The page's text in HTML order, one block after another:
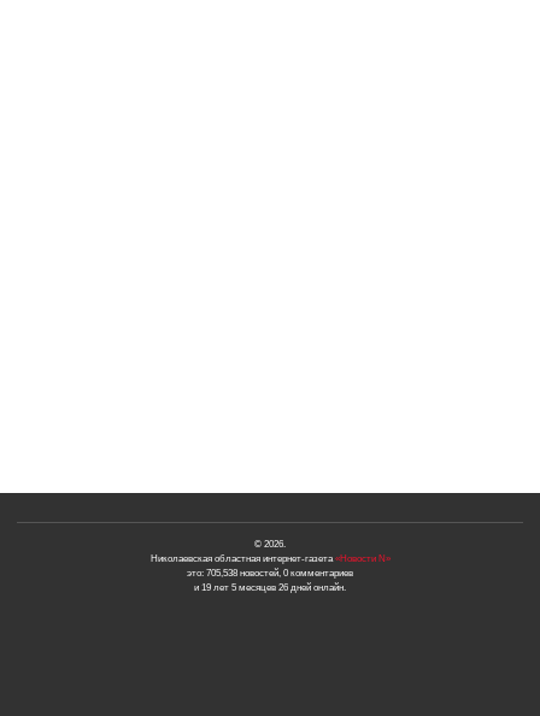
© 2026.
Николаевская областная интернет-газета«Новости N»
это: 705,538 новостей, 0 комментариев
и 19 лет 5 месяцев 26 дней онлайн.